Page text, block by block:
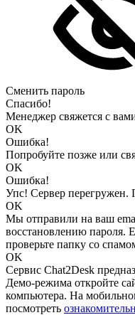
Сменить пароль
Спасибо!
Менеджер свяжется с
OK
Ошибка!
Попробуйте позже или
OK
Ошибка!
Упс! Сервер перегружен.
OK
Мы отправили на ваш
восстановлению пароля.
проверьте папку со
OK
Сервис Chat2Desk
Демо-режима откройте
компьютера. На
посмотреть